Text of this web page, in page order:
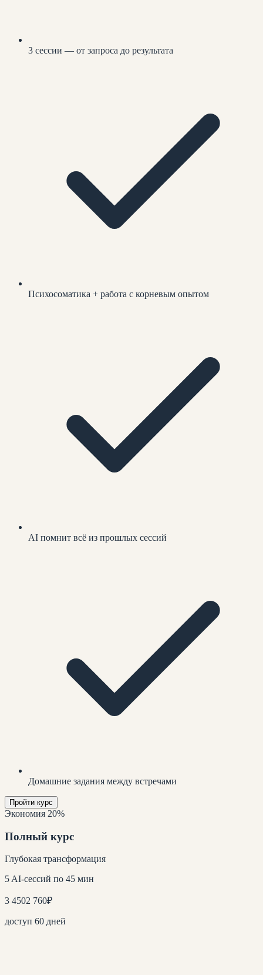
3 сессии — от запроса до результата
Психосоматика + работа с корневым опытом
AI помнит всё из прошлых сессий
Домашние задания между встречами
Пройти курс
Экономия 20%
Полный курс
Глубокая трансформация
5 AI-сессий по 45 мин
3 4502 760₽
доступ 60 дней